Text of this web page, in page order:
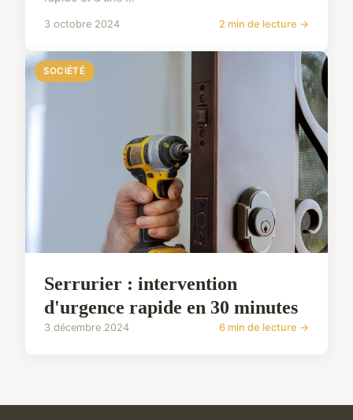
3 octobre 2024 2 min de lecture →
SOCIÉTÉ
Serrurier : intervention
d'urgence rapide en 30 minutes
3 décembre 2024 6 min de lecture →